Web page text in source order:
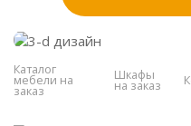
Каталог
мебели на
заказ
Шкафы
на заказ